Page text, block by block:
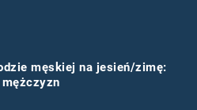
męskiej na jesień/zimę: